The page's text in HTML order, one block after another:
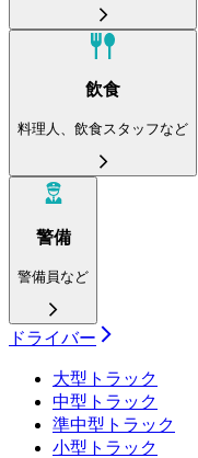
飲食
料理人、飲食スタッフなど
警備
警備員など
ドライバー
大型トラック
中型トラック
準中型トラック
小型トラック